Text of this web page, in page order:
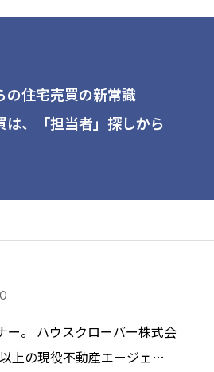
の住宅売買の新常識
は、「担当者」探しから
ー。 ハウスクローバー株式会
上の現役不動産エージェン